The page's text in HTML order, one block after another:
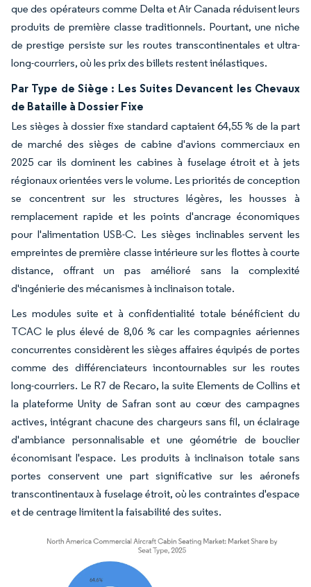
que des opérateurs comme Delta et Air Canada réduisent leurs
produits de première classe traditionnels. Pourtant, une niche
de prestige persiste sur les routes transcontinentales et ultra-
long-courriers, où les prix des billets restent inélastiques.
Par Type de Siège : Les Suites Devancent les Chevaux
de Bataille à Dossier Fixe
Les sièges à dossier fixe standard captaient 64,55 % de la part
de marché des sièges de cabine d'avions commerciaux en
2025 car ils dominent les cabines à fuselage étroit et à jets
régionaux orientées vers le volume. Les priorités de conception
se concentrent sur les structures légères, les housses à
remplacement rapide et les points d'ancrage économiques
pour l'alimentation USB-C. Les sièges inclinables servent les
empreintes de première classe intérieure sur les flottes à courte
distance, offrant un pas amélioré sans la complexité
d'ingénierie des mécanismes à inclinaison totale.
Les modules suite et à confidentialité totale bénéficient du
TCAC le plus élevé de 8,06 % car les compagnies aériennes
concurrentes considèrent les sièges affaires équipés de portes
comme des différenciateurs incontournables sur les routes
long-courriers. Le R7 de Recaro, la suite Elements de Collins et
la plateforme Unity de Safran sont au cœur des campagnes
actives, intégrant chacune des chargeurs sans fil, un éclairage
d'ambiance personnalisable et une géométrie de bouclier
économisant l'espace. Les produits à inclinaison totale sans
portes conservent une part significative sur les aéronefs
transcontinentaux à fuselage étroit, où les contraintes d'espace
et de centrage limitent la faisabilité des suites.